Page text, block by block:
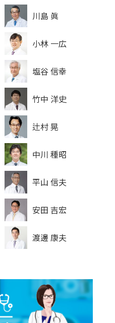
川島 眞
小林 一広
塩谷 信幸
竹中 洋史
辻村 晃
中川 種昭
平山 信夫
安田 吉宏
渡邊 康夫